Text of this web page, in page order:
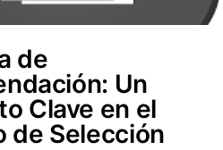
de
Un
Clave en el
de Selección